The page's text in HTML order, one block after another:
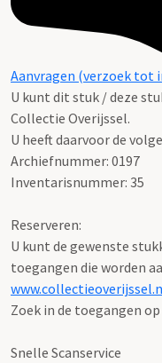
Aanvragen (verzoek tot
U kunt dit stuk / deze
Collectie Overijssel.
U heeft daarvoor de
Archiefnummer: 0197
Inventarisnummer: 35
Reserveren:
U kunt de gewenste
toegangen die worden
Zoek in de toegangen
Snelle Scanservice